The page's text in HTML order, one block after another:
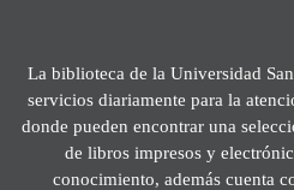
La biblioteca de la Universidad
servicios diariamente para la
donde pueden encontrar una
de libros impresos y
conocimiento, además cuenta